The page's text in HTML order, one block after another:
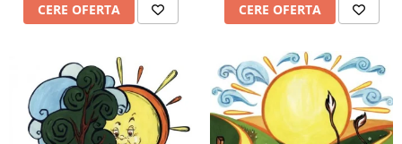
Tehnologie Educationala
Kit Robotic Educational
Software Educational
Oferta Mobilier Clasa
Table/Display-uri Interactive
CERE OFERTA CERE OFERTA